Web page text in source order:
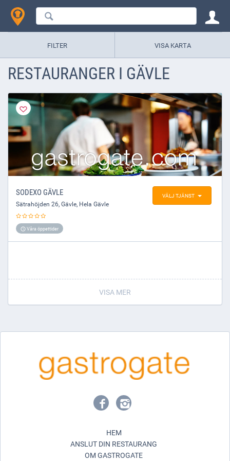
FILTER VISA KARTA
RESTAURANGER I GÄVLE
VÄLJ TJÄNST
SODEXO GÄVLE
Sätrahöjden 26, Gävle, Hela Gävle
Våra öppettider
VISA MER
HEM
ANSLUT DIN RESTAURANG
OM GASTROGATE